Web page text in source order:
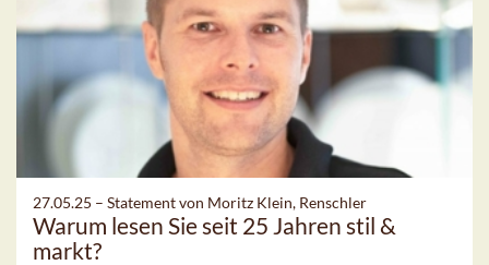
27.05.25 – Statement von Moritz Klein, Renschler
Warum lesen Sie seit 25 Jahren stil &
markt?